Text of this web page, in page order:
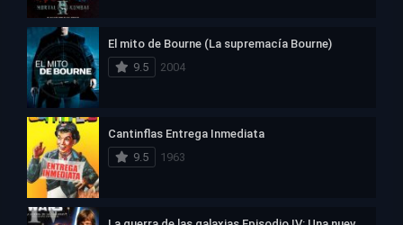
El mito de Bourne (La supremacía Bourne)
9.5
2004
Cantinflas Entrega Inmediata
9.5
1963